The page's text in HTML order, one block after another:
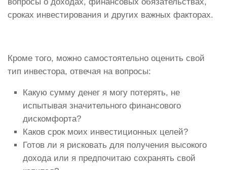
сроках инвестирования и других важных факторах.
Кроме того, можно самостоятельно оценить свой
тип инвестора, отвечая на вопросы:
Какую сумму денег я могу потерять, не
испытывая значительного финансового
дискомфорта?
Каков срок моих инвестиционных целей?
Готов ли я рисковать для получения высокого
дохода или я предпочитаю сохранять свой